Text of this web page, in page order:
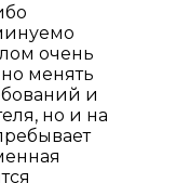
очень
менять
и
но и на